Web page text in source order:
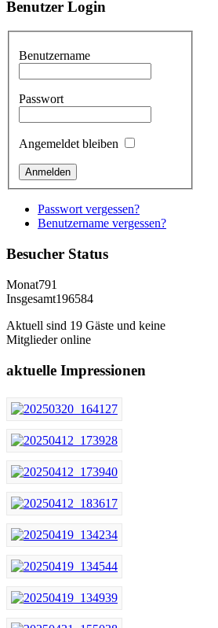
Benutzer Login
Benutzername
Passwort
Angemeldet bleiben
Passwort vergessen?
Benutzername vergessen?
Besucher Status
Monat791
Insgesamt196584
Aktuell sind 19 Gäste und keine
Mitglieder online
aktuelle Impressionen